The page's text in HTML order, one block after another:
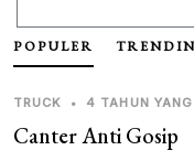
আরাফাত
POPULER
TRUCK • 4 TAHUN
Canter Anti Gosip